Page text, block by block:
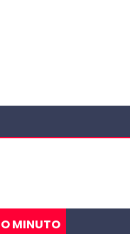
MINUTO